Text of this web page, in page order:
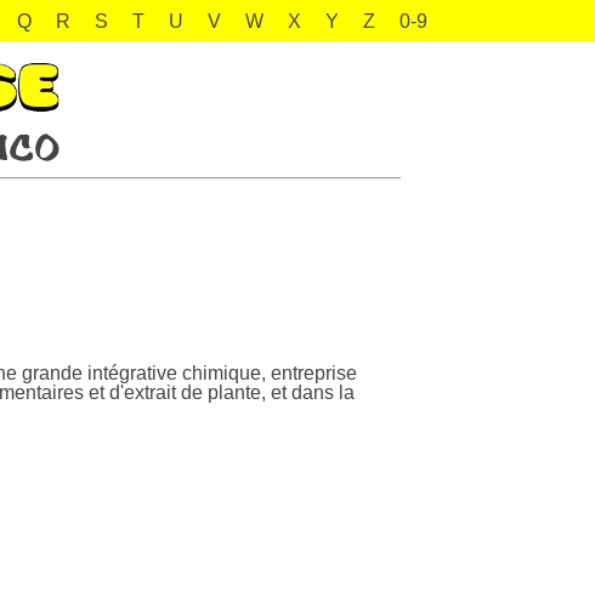
Q R S T U V W X Y Z 0-9
grande intégrative chimique, entreprise
et d'extrait de plante, et dans la